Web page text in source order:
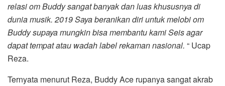
relasi om Buddy sangat banyak dan luas khususnya di
dunia musik. 2019 Saya beranikan diri untuk melobi om
Buddy supaya mungkin bisa membantu kami Seis agar
dapat tempat atau wadah label rekaman nasional. “ Ucap
Reza.
Ternyata menurut Reza, Buddy Ace rupanya sangat akrab